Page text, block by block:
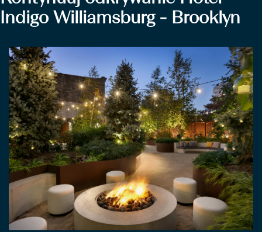
Indigo Williamsburg - Brooklyn